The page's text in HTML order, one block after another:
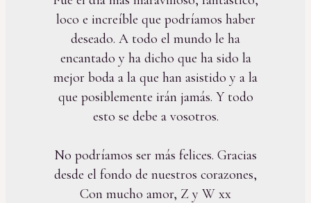
loco e increíble que podríamos haber
deseado. A todo el mundo le ha
encantado y ha dicho que ha sido la
mejor boda a la que han asistido y a la
que posiblemente irán jamás. Y todo
esto se debe a vosotros.
No podríamos ser más felices. Gracias
desde el fondo de nuestros corazones,
Con mucho amor, Z y W xx